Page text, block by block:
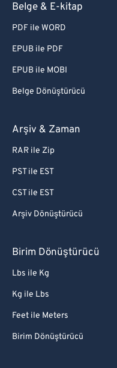
Belge & E-kitap
PDF ile WORD
EPUB ile PDF
EPUB ile MOBI
Belge Dönüştürücü
Arşiv & Zaman
RAR ile Zip
PST ile EST
CST ile EST
Arşiv Dönüştürücü
Birim Dönüştürücü
Lbs ile Kg
Kg ile Lbs
Feet ile Meters
Birim Dönüştürücü